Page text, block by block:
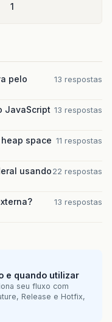
1
pelo
13 respostas
JavaScript 13 respostas
space 11 respostas
usando22 respostas
13 respostas
e quando utilizar
seu fluxo com
Release e Hotfix,